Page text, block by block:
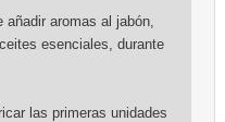
aromas al jabón,
esenciales, durante
las primeras unidades